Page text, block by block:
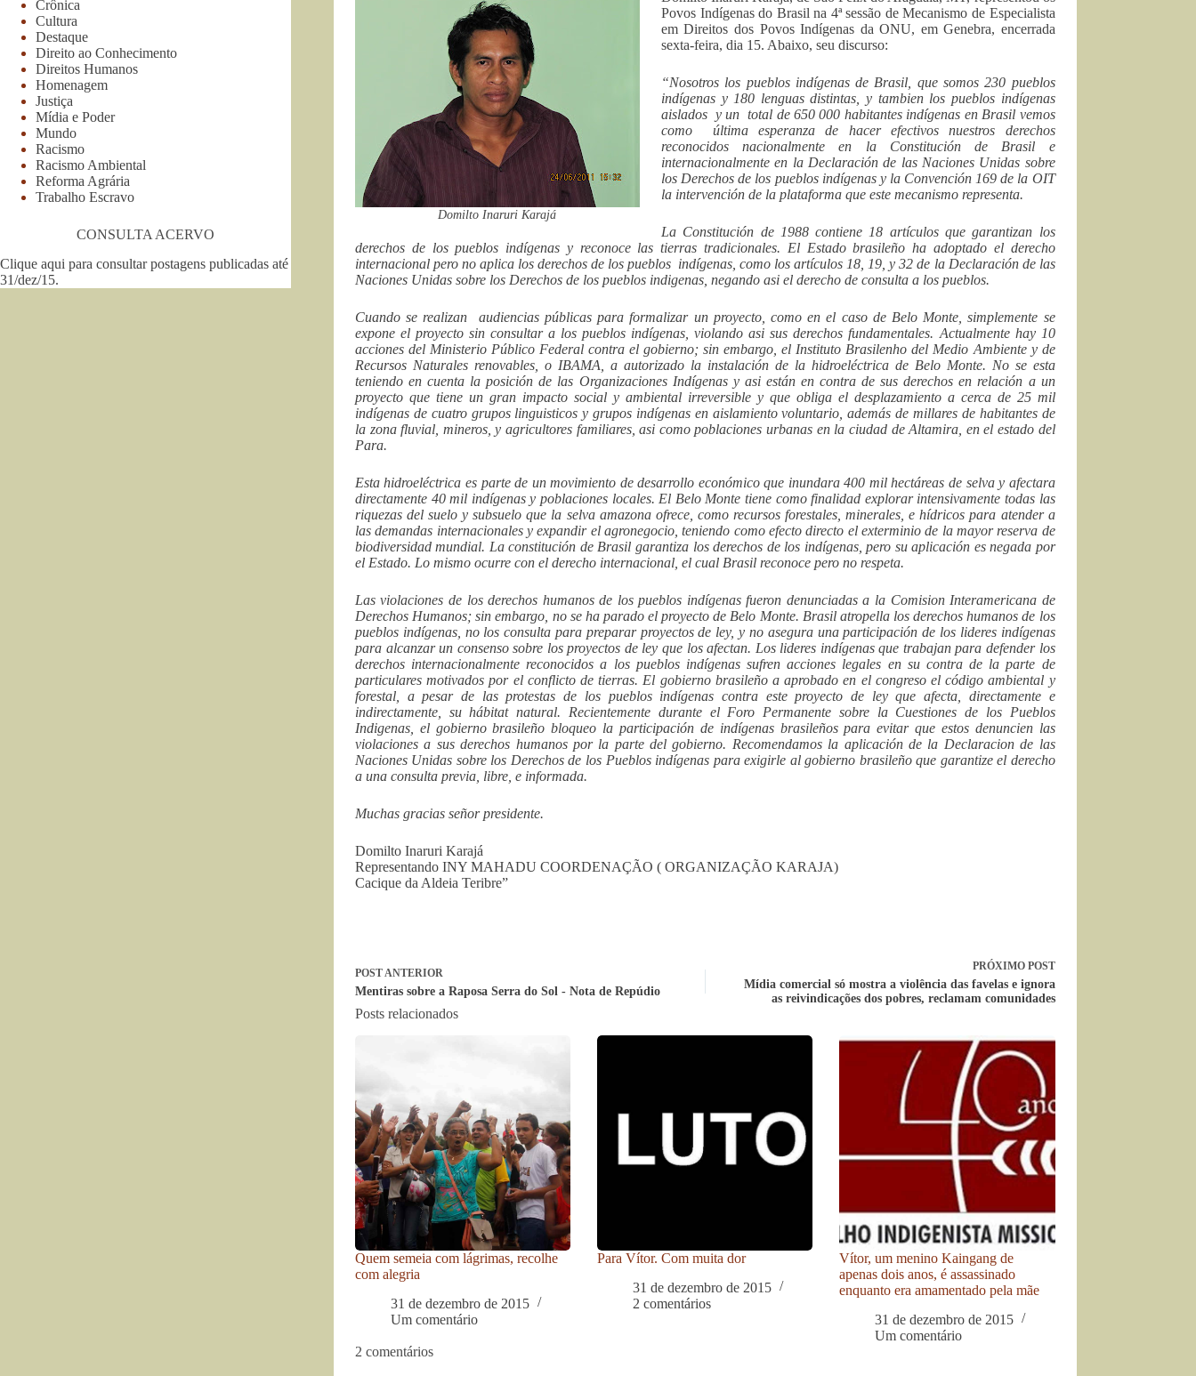
Domilto Inaruri Karajá
Povos Indígenas do Brasil na 4ª sessão de Mecanismo de Especialista
em Direitos dos Povos Indígenas da ONU, em Genebra, encerrada
sexta-feira, dia 15. Abaixo, seu discurso:
“Nosotros los pueblos indígenas de Brasil, que somos 230 pueblos
indígenas y 180 lenguas distintas, y tambien los pueblos indígenas
aislados y un total de 650 000 habitantes indígenas en Brasil vemos
como última esperanza de hacer efectivos nuestros derechos
reconocidos nacionalmente en la Constitución de Brasil e
internacionalmente en la Declaración de las Naciones Unidas sobre
los Derechos de los pueblos indígenas y la Convención 169 de la OIT
la intervención de la plataforma que este mecanismo representa.
La Constitución de 1988 contiene 18 artículos que garantizan los
derechos de los pueblos indígenas y reconoce las tierras tradicionales. El Estado brasileño ha adoptado el derecho
internacional pero no aplica los derechos de los pueblos indígenas, como los artículos 18, 19, y 32 de la Declaración de las
Naciones Unidas sobre los Derechos de los pueblos indigenas, negando asi el derecho de consulta a los pueblos.
Cuando se realizan audiencias públicas para formalizar un proyecto, como en el caso de Belo Monte, simplemente se
expone el proyecto sin consultar a los pueblos indígenas, violando asi sus derechos fundamentales. Actualmente hay 10
acciones del Ministerio Público Federal contra el gobierno; sin embargo, el Instituto Brasilenho del Medio Ambiente y de
Recursos Naturales renovables, o IBAMA, a autorizado la instalación de la hidroeléctrica de Belo Monte. No se esta
teniendo en cuenta la posición de las Organizaciones Indígenas y asi están en contra de sus derechos en relación a un
proyecto que tiene un gran impacto social y ambiental irreversible y que obliga el desplazamiento a cerca de 25 mil
indígenas de cuatro grupos linguisticos y grupos indígenas en aislamiento voluntario, además de millares de habitantes de
la zona fluvial, mineros, y agricultores familiares, asi como poblaciones urbanas en la ciudad de Altamira, en el estado del
Para.
Esta hidroeléctrica es parte de un movimiento de desarrollo económico que inundara 400 mil hectáreas de selva y afectara
directamente 40 mil indígenas y poblaciones locales. El Belo Monte tiene como finalidad explorar intensivamente todas las
riquezas del suelo y subsuelo que la selva amazona ofrece, como recursos forestales, minerales, e hídricos para atender a
las demandas internacionales y expandir el agronegocio, teniendo como efecto directo el exterminio de la mayor reserva de
biodiversidad mundial. La constitución de Brasil garantiza los derechos de los indígenas, pero su aplicación es negada por
el Estado. Lo mismo ocurre con el derecho internacional, el cual Brasil reconoce pero no respeta.
Las violaciones de los derechos humanos de los pueblos indígenas fueron denunciadas a la Comision Interamericana de
Derechos Humanos; sin embargo, no se ha parado el proyecto de Belo Monte. Brasil atropella los derechos humanos de los
pueblos indígenas, no los consulta para preparar proyectos de ley, y no asegura una participación de los lideres indígenas
para alcanzar un consenso sobre los proyectos de ley que los afectan. Los lideres indígenas que trabajan para defender los
derechos internacionalmente reconocidos a los pueblos indígenas sufren acciones legales en su contra de la parte de
particulares motivados por el conflicto de tierras. El gobierno brasileño a aprobado en el congreso el código ambiental y
forestal, a pesar de las protestas de los pueblos indígenas contra este proyecto de ley que afecta, directamente e
indirectamente, su hábitat natural. Recientemente durante el Foro Permanente sobre la Cuestiones de los Pueblos
Indigenas, el gobierno brasileño bloqueo la participación de indígenas brasileños para evitar que estos denuncien las
violaciones a sus derechos humanos por la parte del gobierno. Recomendamos la aplicación de la Declaracion de las
Naciones Unidas sobre los Derechos de los Pueblos indígenas para exigirle al gobierno brasileño que garantize el derecho
a una consulta previa, libre, e informada.
Muchas gracias señor presidente.
Domilto Inaruri Karajá
Representando INY MAHADU COORDENAÇÃO ( ORGANIZAÇÃO KARAJA)
Cacique da Aldeia Teribre”
POSTANTERIOR
Mentiras sobre a Raposa Serra do Sol - Nota de Repúdio
PRÓXIMO POST
Mídia comercial só mostra a violência das favelas e ignora
as reivindicações dos pobres, reclamam comunidades
Posts relacionados
Quem semeia com lágrimas, recolhe
com alegria
31 de dezembro de 2015
Um comentário
Para Vítor. Com muita dor
31 de dezembro de 2015
2 comentários
Vítor, um menino Kaingang de
apenas dois anos, é assassinado
enquanto era amamentado pela mãe
31 de dezembro de 2015
Um comentário
2 comentários
Crônica
Cultura
Destaque
Direito ao Conhecimento
Direitos Humanos
Homenagem
Justiça
Mídia e Poder
Mundo
Racismo
Racismo Ambiental
Reforma Agrária
Trabalho Escravo
CONSULTA ACERVO
Clique aqui para consultar postagens publicadas até
31/dez/15.